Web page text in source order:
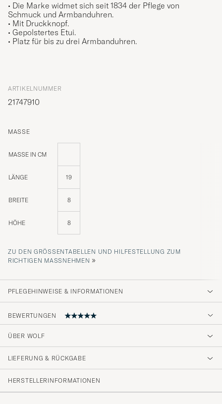
• Die Marke widmet sich seit 1834 der Pflege von
Schmuck und Armbanduhren.
• Mit Druckknopf.
• Gepolstertes Etui.
• Platz für bis zu drei Armbanduhren.
ARTIKELNUMMER
21747910
MASSE
MASSE IN CM
LÄNGE 19
BREITE 8
HÖHE 8
ZU DEN GRÖSSENTABELLEN UND HILFESTELLUNG ZUM R
ICHTIGEN MASSNEHMEN
»
PFLEGEHINWEISE & INFORMATIONEN
BEWERTUNGEN
5
ÜBER WOLF
LIEFERUNG & RÜCKGABE
HERSTELLERINFORMATIONEN